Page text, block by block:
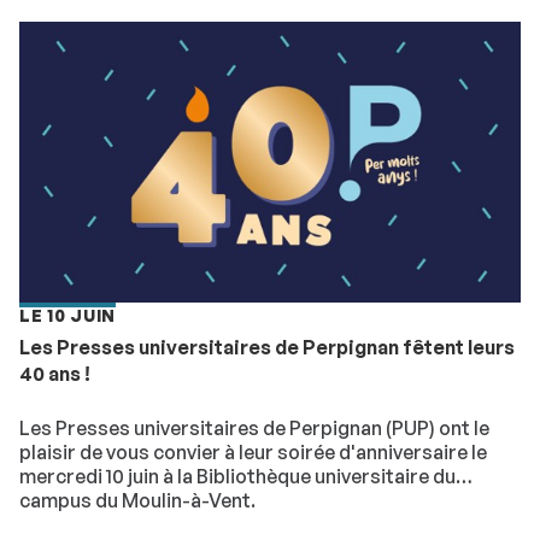
LE 10 JUIN
Les Presses universitaires de Perpignan fêtent leurs
40 ans !
Les Presses universitaires de Perpignan (PUP) ont le
plaisir de vous convier à leur soirée d'anniversaire le
mercredi 10 juin à la Bibliothèque universitaire du
campus du Moulin-à-Vent.